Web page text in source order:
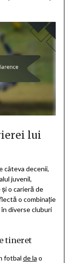
lui
câteva decenii,
juvenil,
o carieră de
o combinație
diverse cluburi
tineret
fotbal de la o